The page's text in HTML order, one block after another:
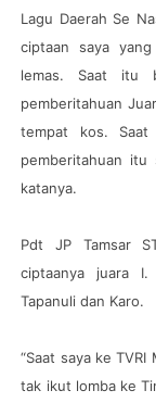
Lagu Daerah Se
ciptaan saya
lemas. Saat itu
pemberitahuan
tempat kos.
pemberitahuan itu
katanya.
Pdt JP Tamsar
ciptaanya juara I.
Tapanuli dan Karo.
“Saat saya ke
tak ikut lomba ke